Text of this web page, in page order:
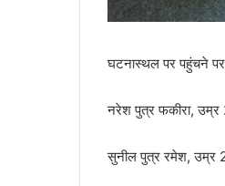
घटनास्थल पर पहुंचने पर
नरेश पुत्र फकीरा, उम्र
सुनील पुत्र रमेश, उम्र